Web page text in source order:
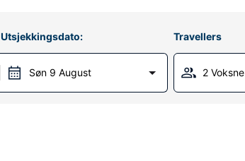
Utsjekkingsdato:
Søn 9 August
Travellers
2 Voksne